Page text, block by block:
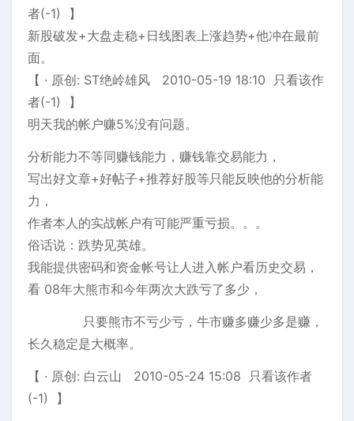
者(-1) 】
新股破发+大盘走稳+日线图表上涨趋势+他冲在最前
面。
【 · 原创: ST绝岭雄风 2010-05-19 18:10 只看该作
者(-1) 】
明天我的帐户赚5%没有问题。
分析能力不等同赚钱能力，赚钱靠交易能力，
写出好文章+好帖子+推荐好股等只能反映他的分析能
力，
作者本人的实战帐户有可能严重亏损。。。
俗话说：跌势见英雄。
我能提供密码和资金帐号让人进入帐户看历史交易，
看 08年大熊市和今年两次大跌亏了多少，
只要熊市不亏少亏，牛市赚多赚少多是赚，
长久稳定是大概率。
【 · 原创: 白云山 2010-05-24 15:08 只看该作者
(-1) 】